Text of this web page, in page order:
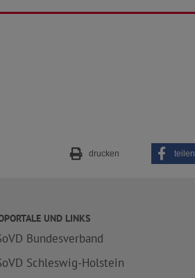
drucken teilen
UND LINKS
Bundesverband
Schleswig-Holstein